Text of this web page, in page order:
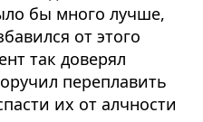
бы много лучше,
от этого
так доверял
переплавить
их от алчности